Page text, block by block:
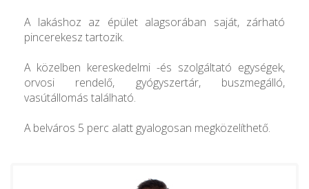
A lakáshoz az épület alagsorában saját, zárható
pincerekesz tartozik.
A közelben kereskedelmi -és szolgáltató egységek,
orvosi rendelő, gyógyszertár, buszmegálló,
vasútállomás található.
A belváros 5 perc alatt gyalogosan megközelíthető.